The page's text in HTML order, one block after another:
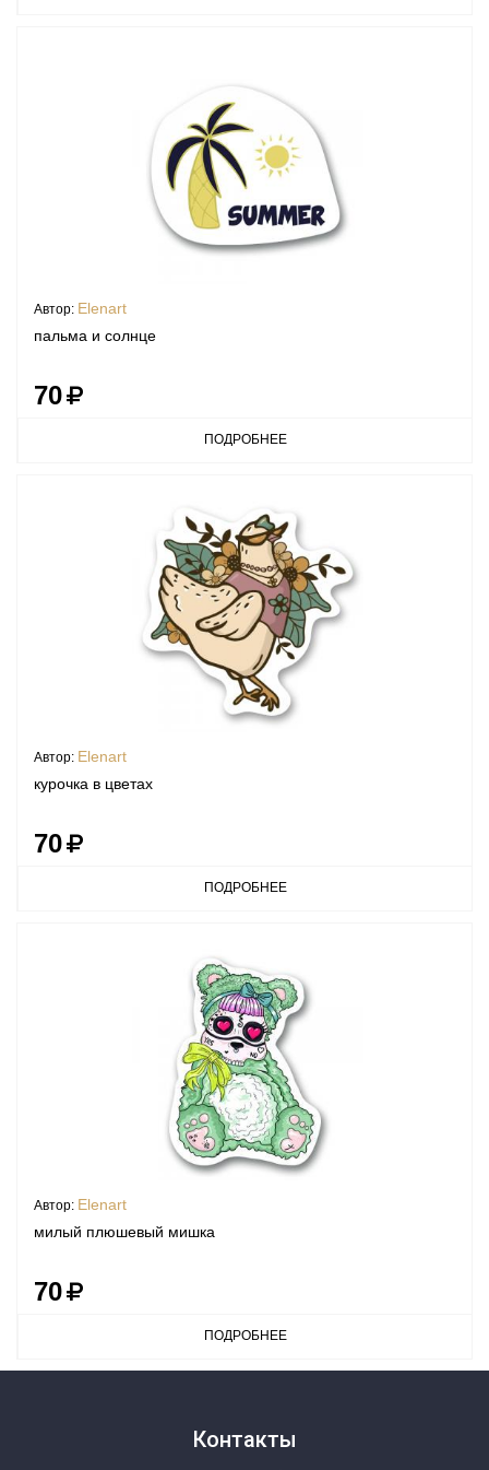
Автор: Elenart
пальма и солнце
70
ПОДРОБНЕЕ
Автор: Elenart
курочка в цветах
70
ПОДРОБНЕЕ
Автор: Elenart
милый плюшевый мишка
70
ПОДРОБНЕЕ
Контакты